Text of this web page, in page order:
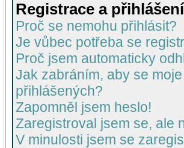
Registrace a přihlášení
Proč se nemohu přihlásit?
Je vůbec potřeba se
Proč jsem automaticky
Jak zabráním, aby se
přihlášených?
Zapomněl jsem heslo!
Zaregistroval jsem se, ale
V minulosti jsem se